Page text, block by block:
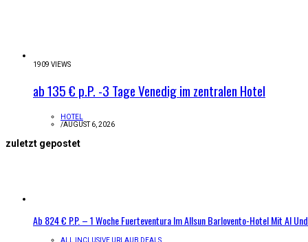
1909 VIEWS
ab 135 € p.P. -3 Tage Venedig im zentralen Hotel
HOTEL
/AUGUST 6, 2026
zuletzt gepostet
Ab 824 € P.P. – 1 Woche Fuerteventura Im Allsun Barlovento-Hotel Mit AI